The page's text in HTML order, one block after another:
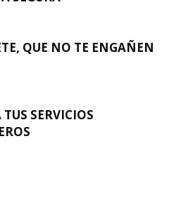
QUE NO TE ENGAÑEN
TUS SERVICIOS